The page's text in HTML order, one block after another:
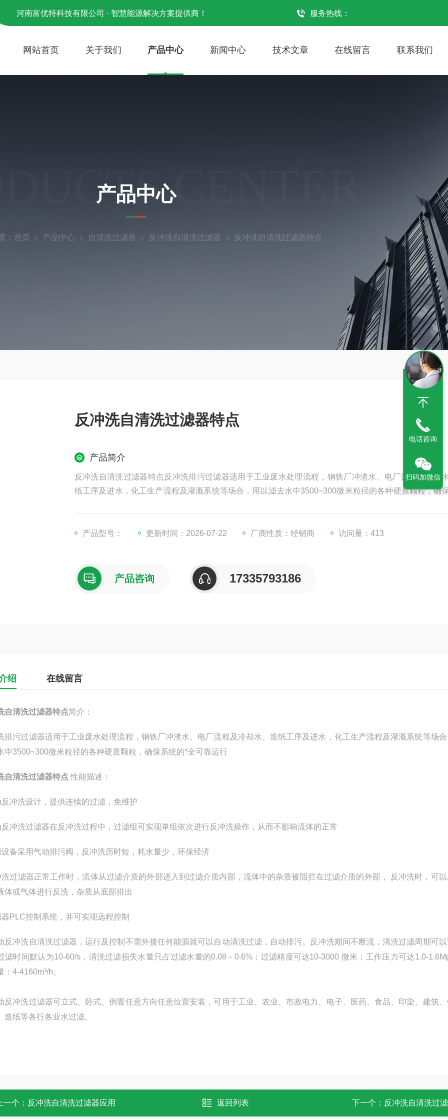
河南富优特科技有限公司 · 智慧能源解决方案提供商！ 服务热线：
网站首页 关于我们 产品中心 新闻中心 技术文章 在线留言 联系我们
CENTER
产品中心
： 首页 产品中心 自清洗过滤器 反冲洗自清洗过滤器 反冲洗自清洗过滤器特点
反冲洗自清洗过滤器特点
产品简介
反冲洗自清洗过滤器特点反冲洗排污过滤器适用于工业废水处理流程，钢铁厂冲渣水、电厂流程及冷却
纸工序及进水，化工生产流程及灌溉系统等场合，用以滤去水中3500~300微米粒径的各种硬质颗粒，确
产品型号： 更新时间：2026-07-22 厂商性质：经销商 访问量：413
产品咨询 17335793186
绍 在线留言
自清洗过滤器特点简介：
排污过滤器适用于工业废水处理流程，钢铁厂冲渣水、电厂流程及冷却水、造纸工序及进水，化工生产流程及灌溉系统等场
中3500~300微米粒径的各种硬质颗粒，确保系统的*全可靠运行
自清洗过滤器特点 性能描述：
冲洗设计，提供连续的过滤，免维护
冲洗过滤器在反冲洗过程中，过滤组可实现单组依次进行反冲洗操作，从而不影响流体的正常
备采用气动排污阀，反冲洗历时短，耗水量少，环保经济
过滤器正常工作时，流体从过滤介质的外部进入到过滤介质内部，流体中的杂质被阻拦在过滤介质的外部， 反冲洗时，可
体或气体进行反洗，杂质从底部排出
PLC控制系统，并可实现远程控制
反冲洗自清洗过滤器，运行及控制不需外接任何能源就可以自动清洗过滤，自动排污。反冲洗期间不断流，清洗过滤周期可
滤时间默认为10-60/s，清洗过滤损失水量只占过滤水量的0.08－0.6%；过滤精度可达10-3000 微米；工作压力可达1.0-
：4-4160m³/h。
反冲洗过滤器可立式、卧式、倒置任意方向任意位置安装，可用于工业、农业、市政电力、电子、医药、食品、印染、建筑
造纸等各行各业水过滤。
一个： 反冲洗自清洗过滤器应用 返回列表 下一个： 反冲洗自清洗过
电话咨询
扫码加微信